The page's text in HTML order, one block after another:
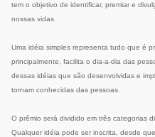
tem o objetivo de identificar, premiar e
nossas vidas.
Uma idéia simples representa tudo que é
principalmente, facilita o dia-a-dia das
dessas idéias que são desenvolvidas e
tornam conhecidas das pessoas.
O prêmio será dividido em três categorias
Qualquer idéia pode ser inscrita, desde